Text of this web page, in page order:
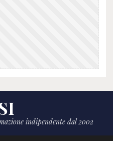
indipendente dal 2002